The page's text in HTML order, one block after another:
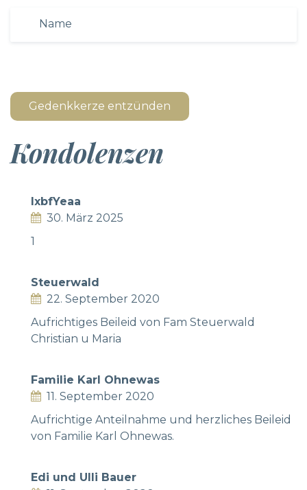
Gedenkkerze entzünden
Kondolenzen
lxbfYeaa
30. März 2025
1
Steuerwald
22. September 2020
Aufrichtiges Beileid von Fam Steuerwald
Christian u Maria
Familie Karl Ohnewas
11. September 2020
Aufrichtige Anteilnahme und herzliches Beileid
von Familie Karl Ohnewas.
Edi und Ulli Bauer